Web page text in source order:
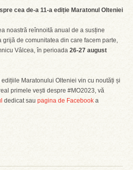
cea de-a 11-a ediție Maratonul Olteniei
noastră reînnoită anual de a susține
de comunitatea din care facem parte,
Vâlcea, în perioada 26-27 august
Maratonului Olteniei vin cu noutăți și
primele vești despre #MO2023, vă
dedicat sau pagina de Facebook a